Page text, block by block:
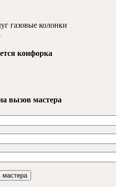
конфорка
вызов мастера